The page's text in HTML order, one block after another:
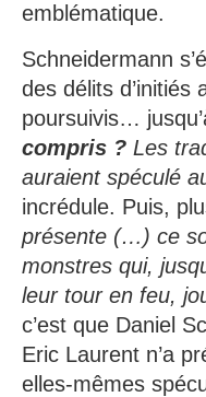
emblématique.
Schneidermann
des délits d’initiés
poursuivis…
compris ? Les
auraient spéculé
incrédule. Puis,
présente (…) ce
monstres qui,
leur tour en feu,
c’est que Daniel
Eric Laurent n’a
elles-mêmes